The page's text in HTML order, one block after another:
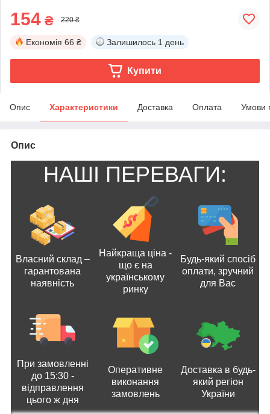
154 ₴ 220 ₴
Економія 66 ₴ Залишилось 1 день
Купити
Опис Характеристики Доставка Оплата Умови
Опис
НАШІ ПЕРЕВАГИ:
Власний склад –
гарантована
наявність
Найкраща ціна -
що є на
українському
ринку
Будь-який спосіб
оплати, зручний
для Вас
При замовленні
до 15:30 -
відправлення
цього ж дня
Оперативне
виконання
замовлень
Доставка в будь-
який регіон
України